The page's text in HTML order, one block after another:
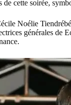
de cette soirée,
Noélie
générales de